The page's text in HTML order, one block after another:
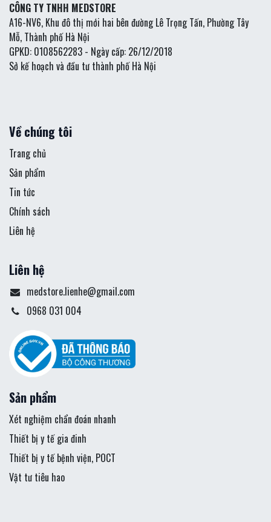
CÔNG TY TNHH MEDSTORE
A16-NV6, Khu đô thị mới hai bên đường Lê Trọng Tấn, Phường Tây
Mỗ, Thành phố Hà Nội
GPKD: 0108562283 - Ngày cấp: 26/12/2018
Sở kế hoạch và đầu tư thành phố Hà Nội
Về chúng tôi
Trang chủ
Sản phẩm
Tin tức
Chính sách
Liên hệ
Liên hệ
medstore.lienhe@gmail.com
0968 031 004
Sản phẩm
Xét nghiệm chẩn đoán nhanh
Thiết bị y tế gia đinh
Thiết bị y tế bệnh viện, POCT
Vật tư tiêu hao